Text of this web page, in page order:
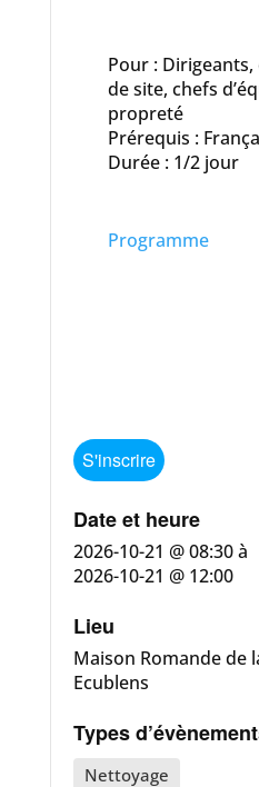
Pour :
de site, chefs
propreté
Prérequis :
Durée : 1/2 jour
Programme
S'inscrire
Date et heure
2026-10-21 @ 08:30à
2026-10-21 @ 12:00
Lieu
Maison Romande de
Ecublens
Types
Nettoyage